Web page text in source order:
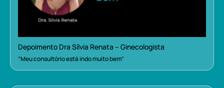
Depoimento Dra Sílvia Renata – Ginecologista
“Meu consultório está indo muito bem”